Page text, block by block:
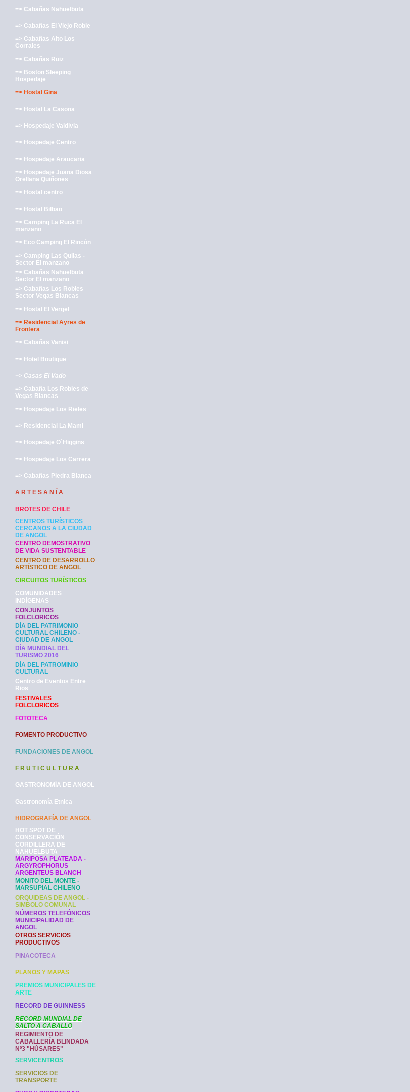
=> Cabañas Nahuelbuta
=> Cabañas El Viejo Roble
=> Cabañas Alto Los
Corrales
=> Cabañas Ruiz
=> Boston Sleeping
Hospedaje
=> Hostal Gina
=> Hostal La Casona
=> Hospedaje Valdivia
=> Hospedaje Centro
=> Hospedaje Araucaria
=> Hospedaje Juana Diosa
Orellana Quiñones
=> Hostal centro
=> Hostal Bilbao
=> Camping La Ruca El
manzano
=> Eco Camping El Rincón
=> Camping Las Quilas -
Sector El manzano
=> Cabañas Nahuelbuta
Sector El manzano
=> Cabañas Los Robles
Sector Vegas Blancas
=> Hostal El Vergel
=> Residencial Ayres de
Frontera
=> Cabañas Vanisi
=> Hotel Boutique
=> Casas El Vado
=> Cabaña Los Robles de
Vegas Blancas
=> Hospedaje Los Rieles
=> Residencial La Mami
=> Hospedaje O´Higgins
=> Hospedaje Los Carrera
=> Cabañas Piedra Blanca
A R T E S A N Í A
BROTES DE CHILE
CENTROS TURÍSTICOS
CERCANOS A LA CIUDAD
DE ANGOL
CENTRO DEMOSTRATIVO
DE VIDA SUSTENTABLE
CENTRO DE DESARROLLO
ARTÍSTICO DE ANGOL
CIRCUITOS TURÍSTICOS
COMUNIDADES
INDÍGENAS
CONJUNTOS
FOLCLORICOS
DÍA DEL PATRIMONIO
CULTURAL CHILENO -
CIUDAD DE ANGOL
DÍA MUNDIAL DEL
TURISMO 2016
DÍA DEL PATROMINIO
CULTURAL
Centro de Eventos Entre
Rios
FESTIVALES
FOLCLORICOS
FOTOTECA
FOMENTO PRODUCTIVO
FUNDACIONES DE ANGOL
F R U T I C U L T U R A
GASTRONOMÍA DE ANGOL
Gastronomía Etnica
HIDROGRAFÍA DE ANGOL
HOT SPOT DE
CONSERVACIÓN
CORDILLERA DE
NAHUELBUTA
MARIPOSA PLATEADA -
ARGYROPHORUS
ARGENTEUS BLANCH
MONITO DEL MONTE -
MARSUPIAL CHILENO
ORQUIDEAS DE ANGOL -
SIMBOLO COMUNAL
NÚMEROS TELEFÓNICOS
MUNICIPALIDAD DE
ANGOL
OTROS SERVICIOS
PRODUCTIVOS
PINACOTECA
PLANOS Y MAPAS
PREMIOS MUNICIPALES DE
ARTE
RECORD DE GUINNESS
RECORD MUNDIAL DE
SALTO A CABALLO
REGIMIENTO DE
CABALLERÍA BLINDADA
Nº3 "HÚSARES"
SERVICENTROS
SERVICIOS DE
TRANSPORTE